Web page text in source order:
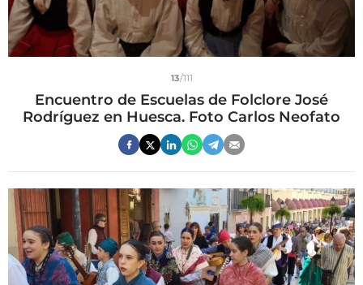
13/111
Encuentro de Escuelas de Folclore José
Rodríguez en Huesca. Foto Carlos Neofato